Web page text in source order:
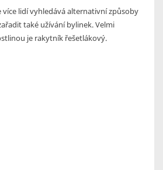
více lidí vyhledává alternativní způsoby
také užívání bylinek. Velmi
je rakytník řešetlákový.